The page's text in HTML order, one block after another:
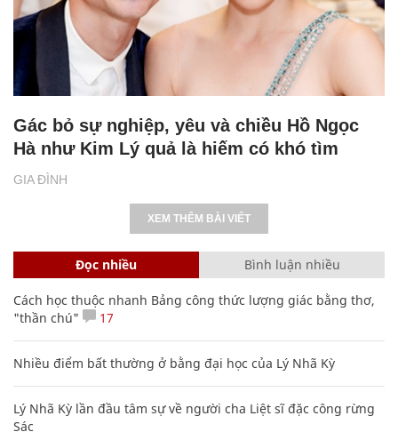
GIA ĐÌNH
Gác bỏ sự nghiệp, yêu và chiều Hồ Ngọc
Hà như Kim Lý quả là hiếm có khó tìm
XEM THÊM BÀI VIẾT
Đọc nhiều Bình luận nhiều
Cách học thuộc nhanh Bảng công thức lượng giác bằng thơ,
"thần chú"
17
Nhiều điểm bất thường ở bằng đại học của Lý Nhã Kỳ
Lý Nhã Kỳ lần đầu tâm sự về người cha Liệt sĩ đặc công rừng
Sác